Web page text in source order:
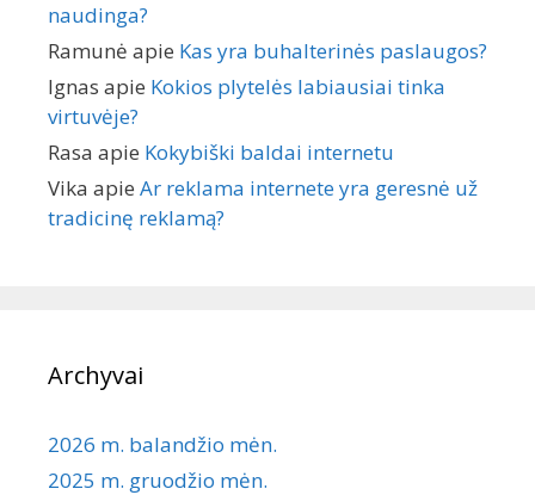
naudinga?
Ramunė apie Kas yra buhalterinės paslaugos?
Ignas apie Kokios plytelės labiausiai tinka
virtuvėje?
Rasa apie Kokybiški baldai internetu
Vika apie Ar reklama internete yra geresnė už
tradicinę reklamą?
Archyvai
2026 m. balandžio mėn.
2025 m. gruodžio mėn.